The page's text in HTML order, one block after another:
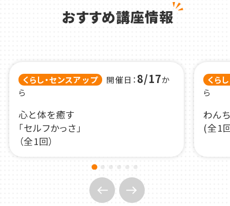
おすすめ講座情報